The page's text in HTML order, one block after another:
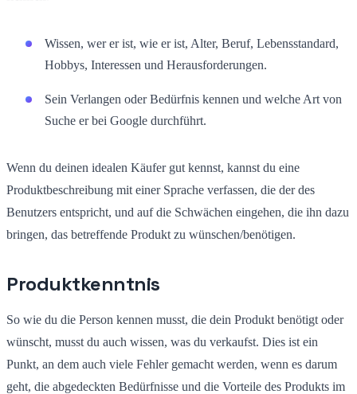
Wissen, wer er ist, wie er ist, Alter, Beruf, Lebensstandard,
Hobbys, Interessen und Herausforderungen.
Sein Verlangen oder Bedürfnis kennen und welche Art von
Suche er bei Google durchführt.
Wenn du deinen idealen Käufer gut kennst, kannst du eine
Produktbeschreibung mit einer Sprache verfassen, die der des
Benutzers entspricht, und auf die Schwächen eingehen, die ihn dazu
bringen, das betreffende Produkt zu wünschen/benötigen.
Produktkenntnis
So wie du die Person kennen musst, die dein Produkt benötigt oder
wünscht, musst du auch wissen, was du verkaufst. Dies ist ein
Punkt, an dem auch viele Fehler gemacht werden, wenn es darum
geht, die abgedeckten Bedürfnisse und die Vorteile des Produkts im